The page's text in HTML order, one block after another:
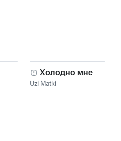
Холодно мне
Uzi Matki